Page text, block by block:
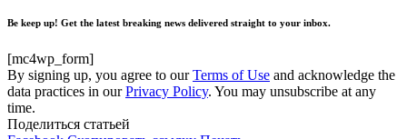
Be keep up! Get the latest breaking news delivered straight to your inbox.
[mc4wp_form]
By signing up, you agree to ourTerms of Use and acknowledge the
data practices in ourPrivacy Policy. You may unsubscribe at any
time.
Поделиться статьей